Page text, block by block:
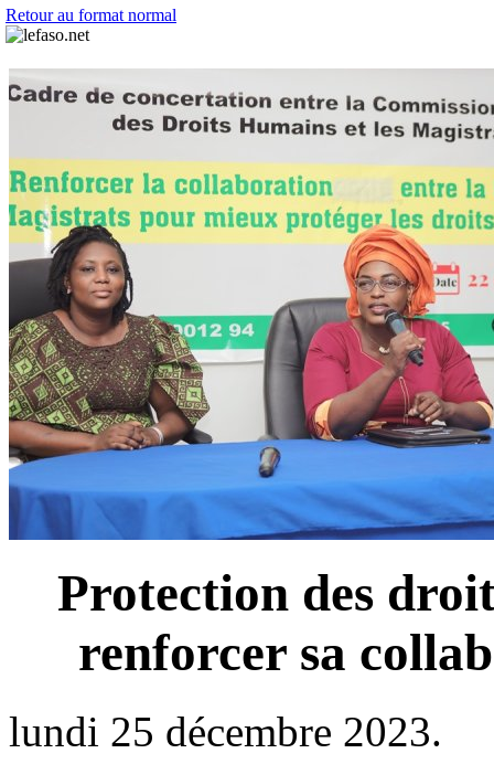
Retour au format normal
Protection des
renforcer sa
lundi 25 décembre 2023.